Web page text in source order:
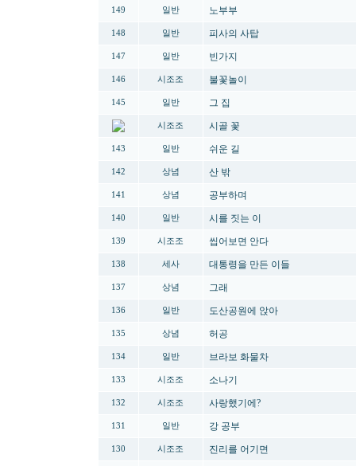
149 일반 노부부
148 일반 피사의 사탑
147 일반 빈가지
146 시조조 불꽃놀이
145 일반 그 집
시조조 시골 꽃
143 일반 쉬운 길
142 상념 산 밖
141 상념 공부하며
140 일반 시를 짓는 이
139 시조조 씹어보면 안다
138 세사 대통령을 만든 이들
137 상념 그래
136 일반 도산공원에 앉아
135 상념 허공
134 일반 브라보 화물차
133 시조조 소나기
132 시조조 사랑했기에?
131 일반 강 공부
130 시조조 진리를 어기면